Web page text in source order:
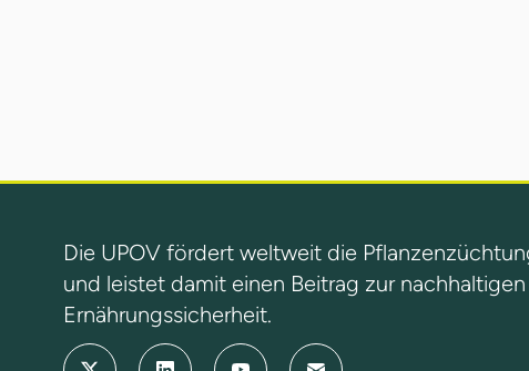
Die UPOV fördert weltweit die
und leistet damit einen Beitrag zur
Ernährungssicherheit.